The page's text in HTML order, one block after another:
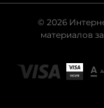
© 2026
материалов